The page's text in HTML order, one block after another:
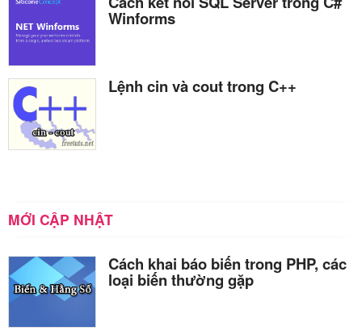
Winforms
Lệnh cin và cout trong C++
MỚI CẬP NHẬT
Cách khai báo biến trong PHP, các
loại biến thường gặp